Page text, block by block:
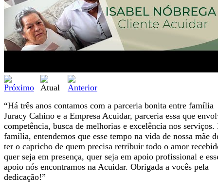
“Há três anos contamos com a parceria bonita entre família
Juracy Cahino e a Empresa Acuidar, parceria essa que
competência, busca de melhorias e excelência nos serviços.
família, entendemos que esse tempo na vida de nossa mãe
ter o capricho de quem precisa retribuir todo o amor
quer seja em presença, quer seja em apoio profissional e
apoio nós encontramos na Acuidar. Obrigada a vocês pela
dedicação!”